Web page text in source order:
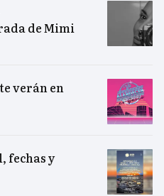
de Mimi
verán en
fechas y